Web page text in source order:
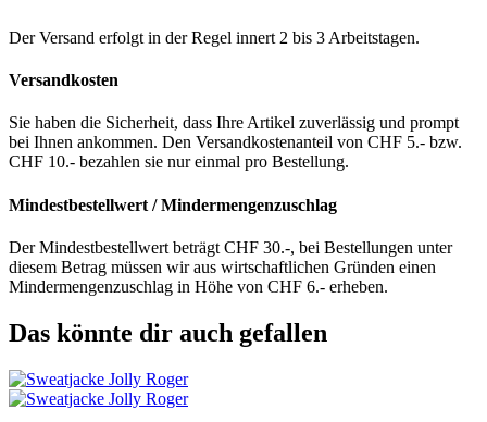
Der Versand erfolgt in der Regel innert 2 bis 3 Arbeitstagen.
Versandkosten
Sie haben die Sicherheit, dass Ihre Artikel zuverlässig und prompt
bei Ihnen ankommen. Den Versandkostenanteil von CHF 5.- bzw.
CHF 10.- bezahlen sie nur einmal pro Bestellung.
Mindestbestellwert / Mindermengenzuschlag
Der Mindestbestellwert beträgt CHF 30.-, bei Bestellungen unter
diesem Betrag müssen wir aus wirtschaftlichen Gründen einen
Mindermengenzuschlag in Höhe von CHF 6.- erheben.
Das könnte dir auch gefallen